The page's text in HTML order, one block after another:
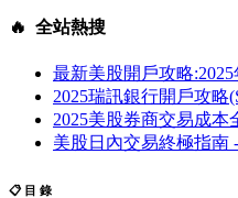
🔥 全站熱搜
最新美股開戶攻略
2025瑞訊銀行開戶攻略
2025美股券商交易成
美股日內交易終極指南
📋 目 錄